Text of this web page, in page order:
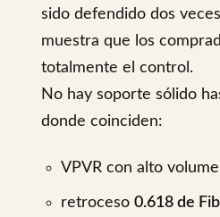
sido defendido dos
muestra que los
totalmente el control.
No hay soporte sólido
donde coinciden:
VPVR con alto
retroceso 0.618 de